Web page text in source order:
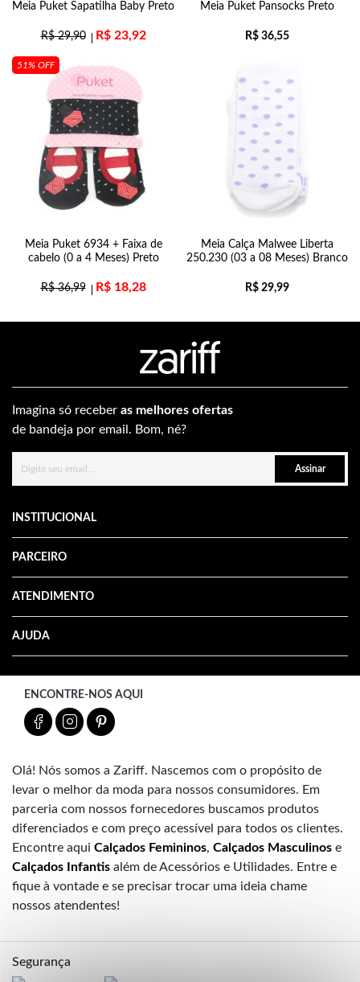
Meia Puket Sapatilha Baby Preto
R$29,90 R$23,92
Meia Puket Pansocks Preto
R$36,55
51% OFF
Meia Puket 6934 + Faixa de
cabelo (0 a 4 Meses) Preto
R$36,99 R$18,28
Meia Calça Malwee Liberta
250.230 (03 a 08 Meses) Branco
R$29,99
Imagina só receber as melhores ofertas
de bandeja por email. Bom, né?
Assinar
INSTITUCIONAL
PARCEIRO
ATENDIMENTO
AJUDA
ENCONTRE-NOS AQUI
Olá! Nós somos a Zariff. Nascemos com o propósito de
levar o melhor da moda para nossos consumidores. Em
parceria com nossos fornecedores buscamos produtos
diferenciados e com preço acessível para todos os clientes.
Encontre aqui Calçados Femininos, Calçados Masculinos e
Calçados Infantis além de Acessórios e Utilidades. Entre e
fique à vontade e se precisar trocar uma ideia chame
nossos atendentes!
Segurança